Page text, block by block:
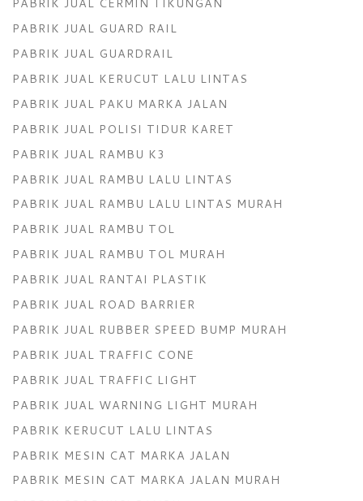
PABRIK JUAL GUARD RAIL
PABRIK JUAL GUARDRAIL
PABRIK JUAL KERUCUT LALU LINTAS
PABRIK JUAL PAKU MARKA JALAN
PABRIK JUAL POLISI TIDUR KARET
PABRIK JUAL RAMBU K3
PABRIK JUAL RAMBU LALU LINTAS
PABRIK JUAL RAMBU LALU LINTAS MURAH
PABRIK JUAL RAMBU TOL
PABRIK JUAL RAMBU TOL MURAH
PABRIK JUAL RANTAI PLASTIK
PABRIK JUAL ROAD BARRIER
PABRIK JUAL RUBBER SPEED BUMP MURAH
PABRIK JUAL TRAFFIC CONE
PABRIK JUAL TRAFFIC LIGHT
PABRIK JUAL WARNING LIGHT MURAH
PABRIK KERUCUT LALU LINTAS
PABRIK MESIN CAT MARKA JALAN
PABRIK MESIN CAT MARKA JALAN MURAH